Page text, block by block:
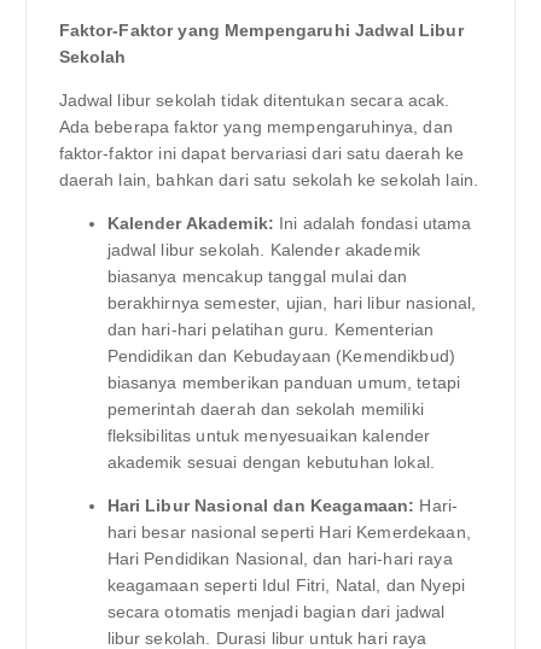
Faktor-Faktor yang Mempengaruhi Jadwal Libur
Sekolah
Jadwal libur sekolah tidak ditentukan secara acak.
Ada beberapa faktor yang mempengaruhinya, dan
faktor-faktor ini dapat bervariasi dari satu daerah ke
daerah lain, bahkan dari satu sekolah ke sekolah lain.
Kalender Akademik: Ini adalah fondasi utama
jadwal libur sekolah. Kalender akademik
biasanya mencakup tanggal mulai dan
berakhirnya semester, ujian, hari libur nasional,
dan hari-hari pelatihan guru. Kementerian
Pendidikan dan Kebudayaan (Kemendikbud)
biasanya memberikan panduan umum, tetapi
pemerintah daerah dan sekolah memiliki
fleksibilitas untuk menyesuaikan kalender
akademik sesuai dengan kebutuhan lokal.
Hari Libur Nasional dan Keagamaan: Hari-
hari besar nasional seperti Hari Kemerdekaan,
Hari Pendidikan Nasional, dan hari-hari raya
keagamaan seperti Idul Fitri, Natal, dan Nyepi
secara otomatis menjadi bagian dari jadwal
libur sekolah. Durasi libur untuk hari raya